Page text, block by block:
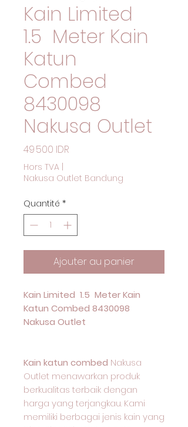
Kain Limited
1.5 Meter Kain
Katun
Combed
8430098
Nakusa Outlet
49 500 IDR
Hors TVA
Nakusa Outlet Bandung
Quantité *
Ajouter au panier
Kain Limited 1.5 Meter Kain
Katun Combed 8430098
Nakusa Outlet
Kain katun combed Nakusa
Outlet menawarkan produk
berkualitas terbaik dengan
harga yang terjangkau. Kami
memiliki berbagai jenis kain yang